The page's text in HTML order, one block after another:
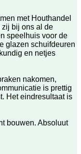
met Houthandel
zij bij ons al de
speelhuis voor de
glazen schuifdeuren
en netjes
nakomen,
is prettig
Het eindresultaat is
bouwen. Absoluut